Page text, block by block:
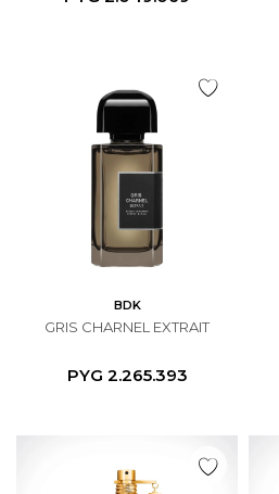
BDK
GRIS CHARNEL EXTRAIT
PYG 2.265.393